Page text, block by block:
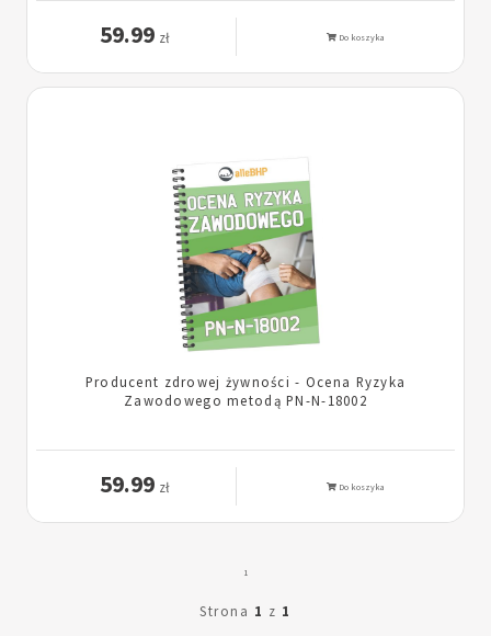
59.99 zł Do koszyka
Producent zdrowej żywności - Ocena Ryzyka
Zawodowego metodą PN-N-18002
59.99 zł Do koszyka
1
Strona 1 z 1